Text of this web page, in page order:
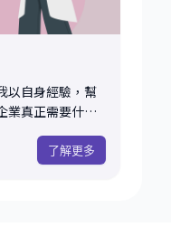
• 對職涯方向感
前想
技能
以自身經驗，幫
業真正需要什
翻譯成企業看得
了解更多